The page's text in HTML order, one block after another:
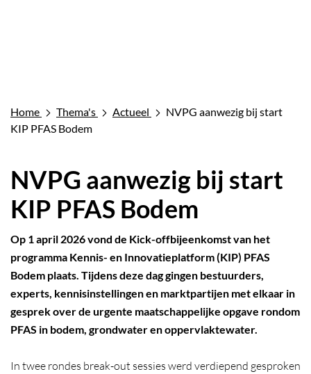
Home Thema's Actueel
NVPG aanwezig bij start
KIP PFAS Bodem
NVPG aanwezig bij start
KIP PFAS Bodem
Op 1 april 2026 vond de Kick-offbijeenkomst van het
programma Kennis- en Innovatieplatform (KIP) PFAS
Bodem plaats. Tijdens deze dag gingen bestuurders,
experts, kennisinstellingen en marktpartijen met elkaar in
gesprek over de urgente maatschappelijke opgave rondom
PFAS in bodem, grondwater en oppervlaktewater.
In twee rondes break-out sessies werd verdiepend gesproken